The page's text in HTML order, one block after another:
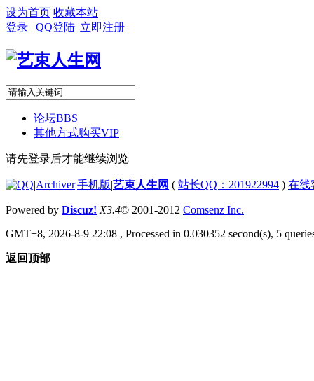
设为首页 收藏本站
登录 | QQ登陆 |立即注册
论坛BBS
其他方式购买VIP
请先登录后才能继续浏览
|Archiver|手机版|艺束人生网 ( 站长QQ：201922994 ) 在线
Powered by Discuz! X3.4© 2001-2012 Comsenz Inc.
GMT+8, 2026-8-9 22:08 , Processed in 0.030352 second(s), 5
返回顶部